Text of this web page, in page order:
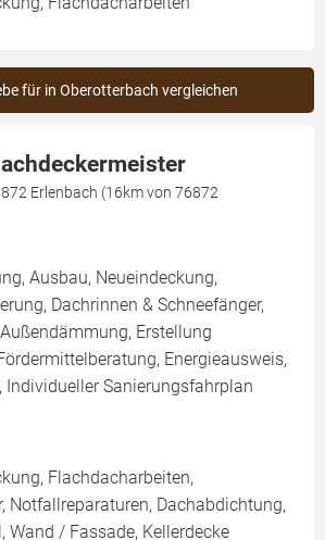
für in Oberotterbach vergleichen
Erlenbach (16km von 76872
Ausbau, Neueindeckung,
Dachrinnen & Schneefänger,
Erstellung
Energieausweis,
Individueller Sanierungsfahrplan
Flachdacharbeiten,
Notfallreparaturen, Dachabdichtung,
Wand / Fassade, Kellerdecke